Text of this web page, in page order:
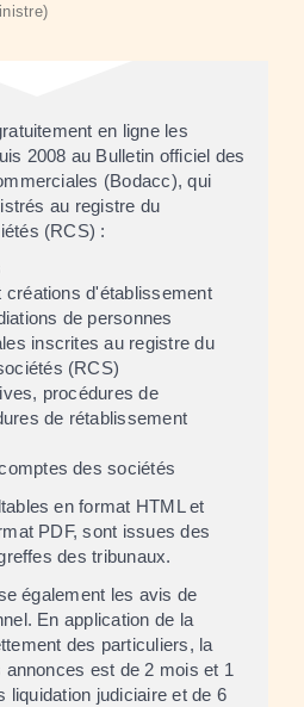
en ligne les
2008 au Bulletin officiel des
(Bodacc), qui
au registre du
(RCS) :
créations d'établissement
de personnes
inscrites au registre du
(RCS)
procédures de
de rétablissement
des sociétés
en format HTML et
PDF, sont issues des
des tribunaux.
également les avis de
En application de la
des particuliers, la
est de 2 mois et 1
liquidation judiciaire et de 6